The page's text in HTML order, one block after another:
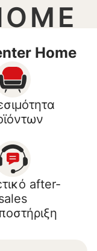
Home
after-